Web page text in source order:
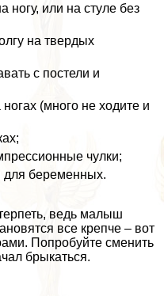
ногу, или на стуле без
на твердых
с постели и
(много не ходите и
чулки;
для беременных.
ведь малыш
все крепче – вот
Попробуйте сменить
брыкаться.